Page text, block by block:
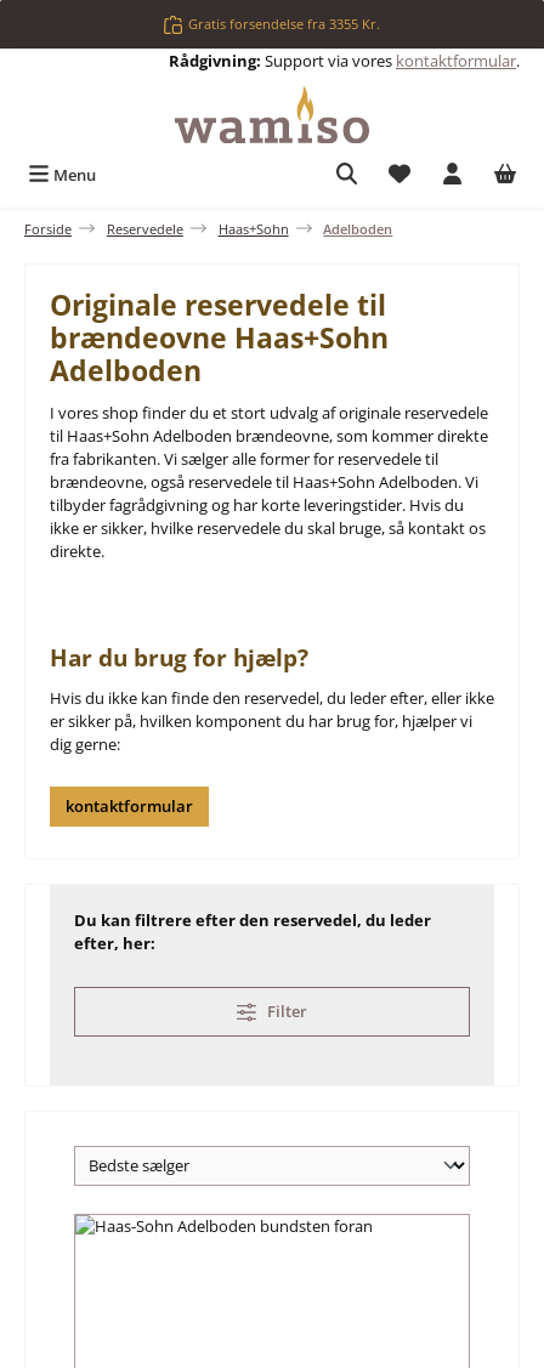
Gratis forsendelse fra 3355 Kr.
Rådgivning: Support via vores kontaktformular.
Menu Du har 0
Forside Reservedele Haas+Sohn Adelboden
Originale reservedele til
brændeovne Haas+Sohn
Adelboden
I vores shop finder du et stort udvalg af originale reservedele
til Haas+Sohn Adelboden brændeovne, som kommer direkte
fra fabrikanten. Vi sælger alle former for reservedele til
brændeovne, også reservedele til Haas+Sohn Adelboden. Vi
tilbyder fagrådgivning og har korte leveringstider. Hvis du
ikke er sikker, hvilke reservedele du skal bruge, så kontakt os
direkte.
Har du brug for hjælp?
Hvis du ikke kan finde den reservedel, du leder efter, eller ikke
er sikker på, hvilken komponent du har brug for, hjælper vi
dig gerne:
kontaktformular
Du kan filtrere efter den reservedel, du leder
efter, her:
Filter